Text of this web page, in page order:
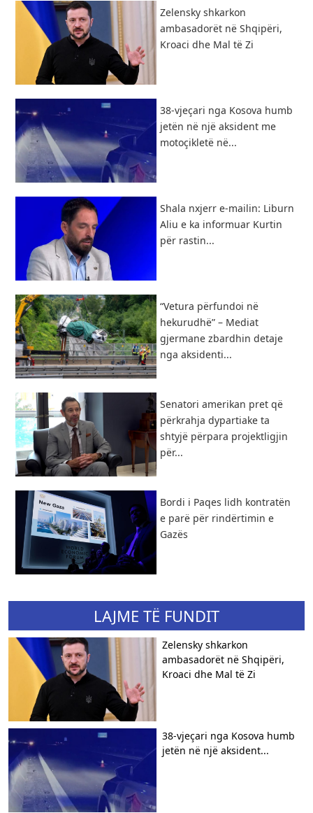
Zelensky shkarkon
ambasadorët në Shqipëri,
Kroaci dhe Mal të Zi
38-vjeçari nga Kosova humb
jetën në një aksident me
motoçikletë në...
Shala nxjerr e-mailin: Liburn
Aliu e ka informuar Kurtin
për rastin...
“Vetura përfundoi në
hekurudhë” – Mediat
gjermane zbardhin detaje
nga aksidenti...
Senatori amerikan pret që
përkrahja dypartiake ta
shtyjë përpara projektligjin
për...
Bordi i Paqes lidh kontratën
e parë për rindërtimin e
Gazës
LAJME TË FUNDIT
Zelensky shkarkon
ambasadorët në Shqipëri,
Kroaci dhe Mal të Zi
38-vjeçari nga Kosova humb
jetën në një aksident...